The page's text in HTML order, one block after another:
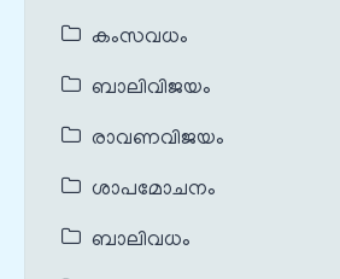
കംസവധം
ബാലിവിജയം
രാവണവിജയം
ശാപമോചനം
ബാലിവധം